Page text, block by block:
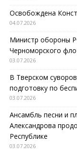
Освобождена
04.07.2026
Министр обороны
Черноморского
03.07.2026
В Тверском
подготовку по
03.07.2026
Ансамбль песни и
Александрова
Республике
03.07.2026